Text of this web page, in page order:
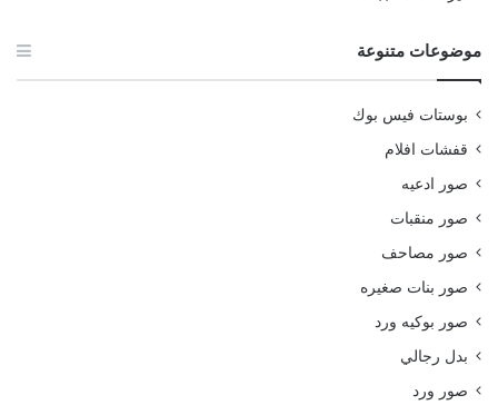
موضوعات متنوعة
بوستات فيس بوك
قفشات افلام
صور ادعيه
صور منقبات
صور مصاحف
صور بنات صغيره
صور بوكيه ورد
بدل رجالي
صور ورد